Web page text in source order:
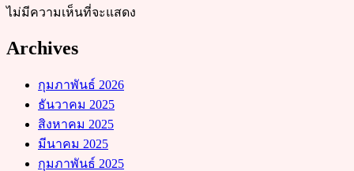
ไม่มีความเห็นที่จะแสดง
Archives
กุมภาพันธ์ 2026
ธันวาคม 2025
สิงหาคม 2025
มีนาคม 2025
กุมภาพันธ์ 2025